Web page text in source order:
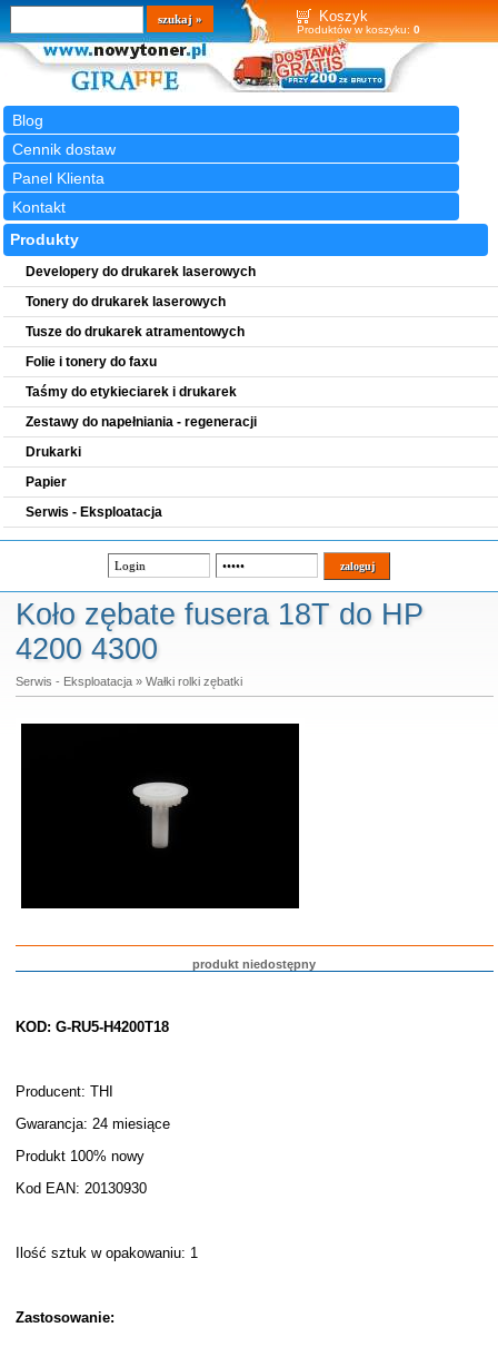
Koszyk
Produktów w koszyku: 0
Blog
Cennik dostaw
Panel Klienta
Kontakt
Wyszukiwarka
szukaj
Produkty
Developery do drukarek laserowych
Tonery do drukarek laserowych
Tusze do drukarek atramentowych
Folie i tonery do faxu
Taśmy do etykieciarek i drukarek
Zestawy do napełniania - regeneracji
Drukarki
Papier
Serwis - Eksploatacja
Koło zębate fusera 18T do HP
4200 4300
Serwis - Eksploatacja» Wałki rolki zębatki
produkt niedostępny
KOD: G-RU5-H4200T18
Producent: THI
Gwarancja: 24 miesiące
Produkt 100% nowy
Kod EAN: 20130930
Ilość sztuk w opakowaniu: 1
Zastosowanie: